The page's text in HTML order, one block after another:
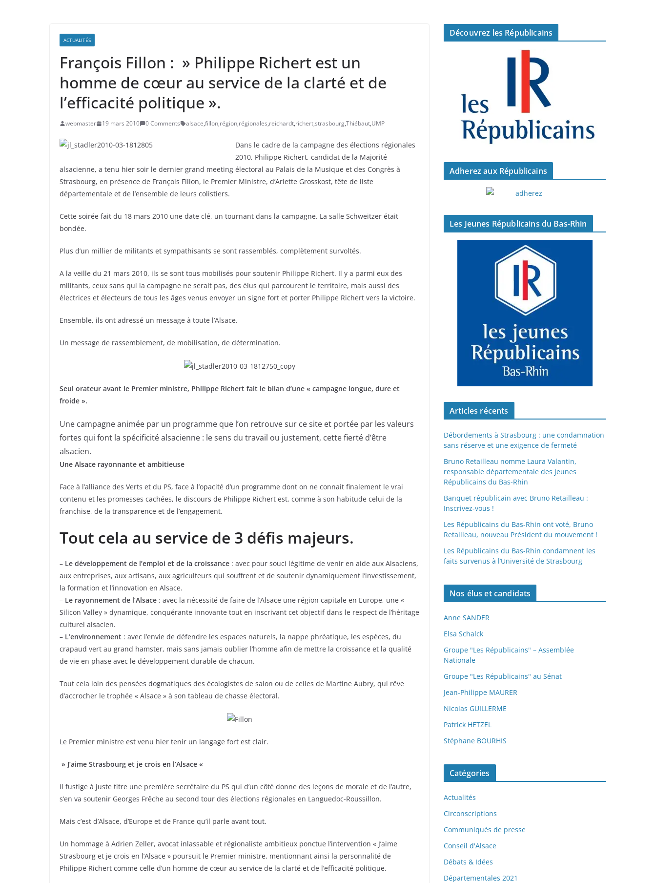
ACTUALITÉS
François Fillon : » Philippe Richert est un
homme de cœur au service de la clarté et de
l’efficacité politique ».
webmaster 19 mars 2010 0 Comments alsace,fillon,région,régionales,reichardt,richert,strasbourg,Thiébaut,UMP
Dans le cadre de la campagne des élections régionales
2010, Philippe Richert, candidat de la Majorité
alsacienne, a tenu hier soir le dernier grand meeting électoral au Palais de la Musique et des Congrès à
Strasbourg, en présence de François Fillon, le Premier Ministre, d’Arlette Grosskost, tête de liste
départementale et de l’ensemble de leurs colistiers.
Cette soirée fait du 18 mars 2010 une date clé, un tournant dans la campagne. La salle Schweitzer était
bondée.
Plus d’un millier de militants et sympathisants se sont rassemblés, complètement survoltés.
A la veille du 21 mars 2010, ils se sont tous mobilisés pour soutenir Philippe Richert. Il y a parmi eux des
militants, ceux sans qui la campagne ne serait pas, des élus qui parcourent le territoire, mais aussi des
électrices et électeurs de tous les âges venus envoyer un signe fort et porter Philippe Richert vers la victoire.
Ensemble, ils ont adressé un message à toute l’Alsace.
Un message de rassemblement, de mobilisation, de détermination.
Seul orateur avant le Premier ministre, Philippe Richert fait le bilan d’une « campagne longue, dure et
froide ».
Une campagne animée par un programme que l’on retrouve sur ce site et portée par les valeurs
fortes qui font la spécificité alsacienne : le sens du travail ou justement, cette fierté d’être
alsacien.
Une Alsace rayonnante et ambitieuse
Face à l’alliance des Verts et du PS, face à l’opacité d’un programme dont on ne connait finalement le vrai
contenu et les promesses cachées, le discours de Philippe Richert est, comme à son habitude celui de la
franchise, de la transparence et de l’engagement.
Tout cela au service de 3 défis majeurs.
– Le développement de l’emploi et de la croissance : avec pour souci légitime de venir en aide aux Alsaciens,
aux entreprises, aux artisans, aux agriculteurs qui souffrent et de soutenir dynamiquement l’investissement,
la formation et l’innovation en Alsace.
– Le rayonnement de l’Alsace : avec la nécessité de faire de l’Alsace une région capitale en Europe, une «
Silicon Valley » dynamique, conquérante innovante tout en inscrivant cet objectif dans le respect de l’héritage
culturel alsacien.
– L’environnement : avec l’envie de défendre les espaces naturels, la nappe phréatique, les espèces, du
crapaud vert au grand hamster, mais sans jamais oublier l’homme afin de mettre la croissance et la qualité
de vie en phase avec le développement durable de chacun.
Tout cela loin des pensées dogmatiques des écologistes de salon ou de celles de Martine Aubry, qui rêve
d’accrocher le trophée « Alsace » à son tableau de chasse électoral.
Le Premier ministre est venu hier tenir un langage fort est clair.
» J’aime Strasbourg et je crois en l’Alsace «
Il fustige à juste titre une première secrétaire du PS qui d’un côté donne des leçons de morale et de l’autre,
s’en va soutenir Georges Frêche au second tour des élections régionales en Languedoc-Roussillon.
Mais c’est d’Alsace, d’Europe et de France qu’il parle avant tout.
Un hommage à Adrien Zeller, avocat inlassable et régionaliste ambitieux ponctue l’intervention « J’aime
Strasbourg et je crois en l’Alsace » poursuit le Premier ministre, mentionnant ainsi la personnalité de
Philippe Richert comme celle d’un homme de cœur au service de la clarté et de l’efficacité politique.
Découvrez les Républicains
Adherez aux Républicains
Les Jeunes Républicains du Bas-Rhin
Articles récents
Débordements à Strasbourg : une condamnation
sans réserve et une exigence de fermeté
Bruno Retailleau nomme Laura Valantin,
responsable départementale des Jeunes
Républicains du Bas-Rhin
Banquet républicain avec Bruno Retailleau :
Inscrivez-vous !
Les Républicains du Bas-Rhin ont voté, Bruno
Retailleau, nouveau Président du mouvement !
Les Républicains du Bas-Rhin condamnent les
faits survenus à l’Université de Strasbourg
Nos élus et candidats
Anne SANDER
Elsa Schalck
Groupe "Les Républicains" – Assemblée
Nationale
Groupe "Les Républicains" au Sénat
Jean-Philippe MAURER
Nicolas GUILLERME
Patrick HETZEL
Stéphane BOURHIS
Catégories
Actualités
Circonscriptions
Communiqués de presse
Conseil d'Alsace
Débats & Idées
Départementales 2021